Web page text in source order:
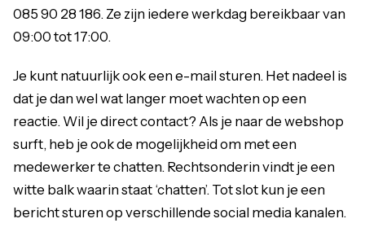
085 90 28 186. Ze zijn iedere werkdag bereikbaar van
09:00 tot 17:00.
Je kunt natuurlijk ook een e-mail sturen. Het nadeel is
dat je dan wel wat langer moet wachten op een
reactie. Wil je direct contact? Als je naar de webshop
surft, heb je ook de mogelijkheid om met een
medewerker te chatten. Rechtsonderin vindt je een
witte balk waarin staat ‘chatten’. Tot slot kun je een
bericht sturen op verschillende social media kanalen.